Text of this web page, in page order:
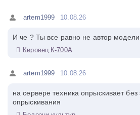
artem1999 10.08.26
И че ? Ты все равно не автор
Кировец К-700А
artem1999 10.08.26
на сервере техника опрыскивает
опрыскивания